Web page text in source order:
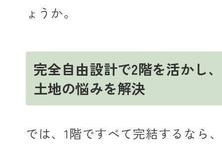
ょうか。
完全自由設計で2階を活かし
土地の悩みを解決
では、1階ですべて完結するなら